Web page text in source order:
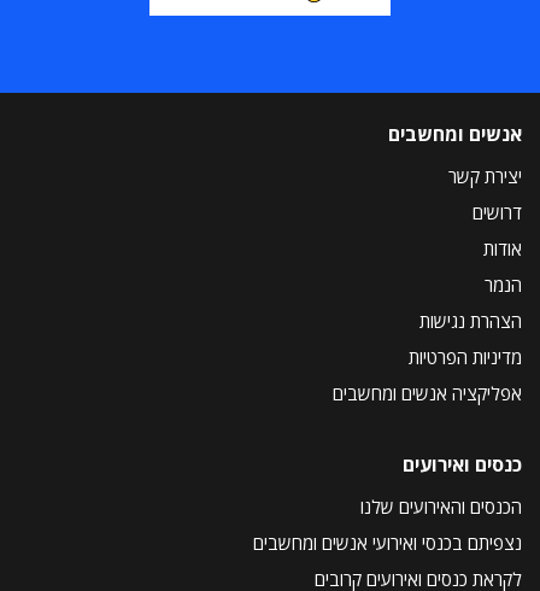
אנשים ומחשבים
יצירת קשר
דרושים
אודות
הנמר
הצהרת נגישות
מדיניות הפרטיות
אפליקציה אנשים ומחשבים
כנסים ואירועים
הכנסים והאירועים שלנו
נצפיתם בכנסי ואירועי אנשים ומחשבים
לקראת כנסים ואירועים קרובים